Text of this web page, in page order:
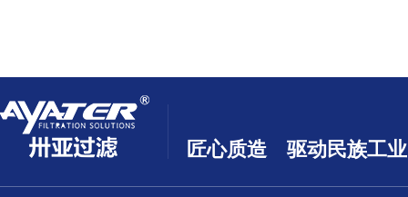
匠心质造 驱动民族工业